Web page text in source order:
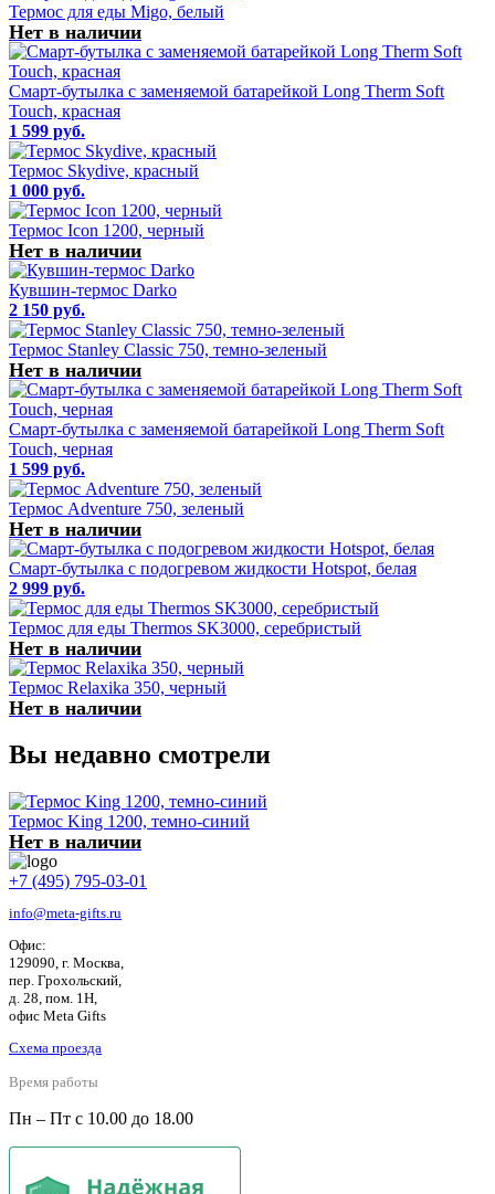
Термос для еды Migo, белый
Нет в наличии
Смарт-бутылка с заменяемой батарейкой Long Therm Soft
Touch, красная
1 599 руб.
Термос Skydive, красный
1 000 руб.
Термос Icon 1200, черный
Нет в наличии
Кувшин-термос Darko
2 150 руб.
Термос Stanley Classic 750, темно-зеленый
Нет в наличии
Смарт-бутылка с заменяемой батарейкой Long Therm Soft
Touch, черная
1 599 руб.
Термос Adventure 750, зеленый
Нет в наличии
Смарт-бутылка с подогревом жидкости Hotspot, белая
2 999 руб.
Термос для еды Thermos SK3000, серебристый
Нет в наличии
Термос Relaxika 350, черный
Нет в наличии
Вы недавно смотрели
Термос King 1200, темно-синий
Нет в наличии
+7 (495) 795-03-01
info@meta-gifts.ru
Офис:
129090, г. Москва,
пер. Грохольский,
д. 28, пом. 1Н,
офис Meta Gifts
Схема проезда
Время работы
Пн – Пт с 10.00 до 18.00